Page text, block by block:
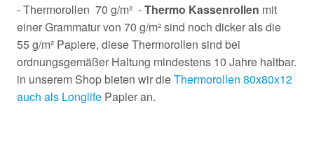
- Thermorollen 70 g/m² -Thermo Kassenrollen mit
einer Grammatur von 70 g/m² sind noch dicker als die
55 g/m² Papiere, diese Thermorollen sind bei
ordnungsgemäßer Haltung mindestens 10 Jahre haltbar.
in unserem Shop bieten wir dieThermorollen 80x80x12
auch als Longlife Papier an.